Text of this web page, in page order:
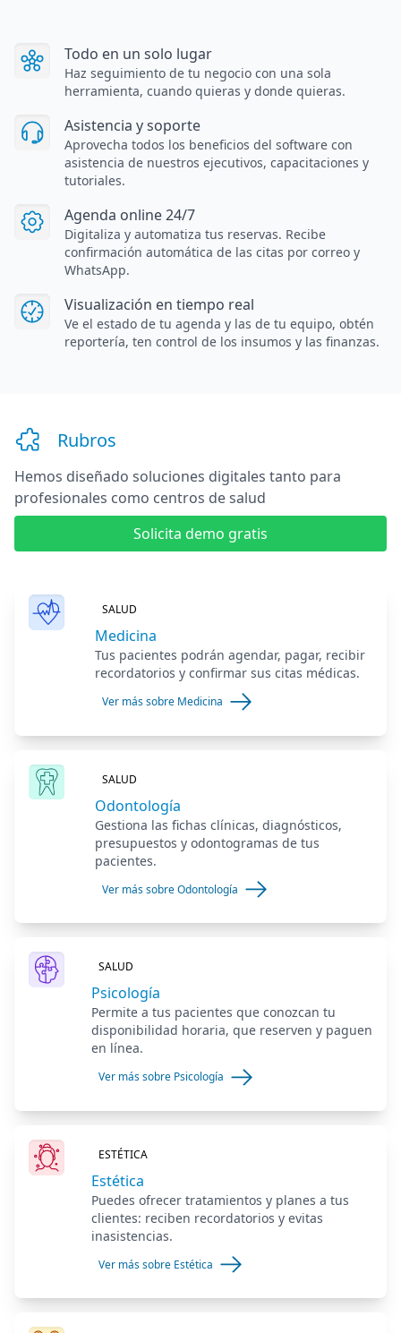
Todo en un solo lugar
Haz seguimiento de tu negocio con una sola
herramienta, cuando quieras y donde quieras.
Asistencia y soporte
Aprovecha todos los beneficios del software con
asistencia de nuestros ejecutivos, capacitaciones y
tutoriales.
Agenda online 24/7
Digitaliza y automatiza tus reservas. Recibe
confirmación automática de las citas por correo y
WhatsApp.
Visualización en tiempo real
Ve el estado de tu agenda y las de tu equipo, obtén
reportería, ten control de los insumos y las finanzas.
Rubros
Hemos diseñado soluciones digitales tanto para
profesionales como centros de salud
Solicita demo gratis
SALUD
Medicina
Tus pacientes podrán agendar, pagar, recibir
recordatorios y confirmar sus citas médicas.
Ver más sobre Medicina
SALUD
Odontología
Gestiona las fichas clínicas, diagnósticos,
presupuestos y odontogramas de tus
pacientes.
Ver más sobre Odontología
SALUD
Psicología
Permite a tus pacientes que conozcan tu
disponibilidad horaria, que reserven y paguen
en línea.
Ver más sobre Psicología
ESTÉTICA
Estética
Puedes ofrecer tratamientos y planes a tus
clientes: reciben recordatorios y evitas
inasistencias.
Ver más sobre Estética